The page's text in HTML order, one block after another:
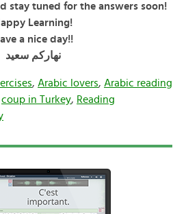
stay tuned for the answers soon!
Learning!
a nice day!!
نهاركم سعيد
, Arabic lovers, Arabic reading
coup in Turkey, Reading